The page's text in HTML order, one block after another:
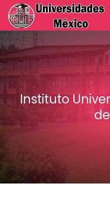
Instituto